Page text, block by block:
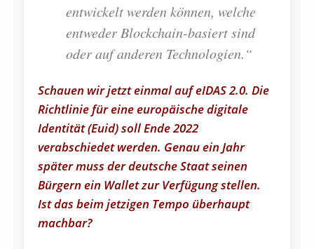
entwickelt werden können, welche
entweder Blockchain-basiert sind
oder auf anderen Technologien.“
Schauen wir jetzt einmal auf eIDAS 2.0. Die
Richtlinie für eine europäische digitale
Identität (Euid) soll Ende 2022
verabschiedet werden. Genau ein Jahr
später muss der deutsche Staat seinen
Bürgern ein Wallet zur Verfügung stellen.
Ist das beim jetzigen Tempo überhaupt
machbar?